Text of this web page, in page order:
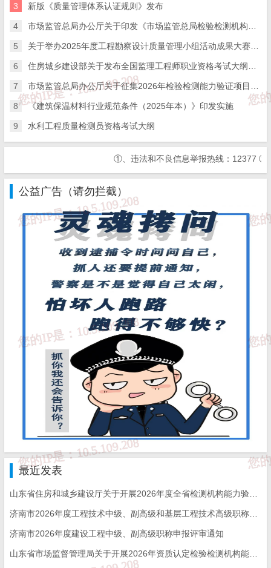
机构坚持开门服务、有求必应，主动公开咨询渠道，及时解答建设
单位和勘察设计单位遇到的技术问题，帮助规范编制施工图设计文
件。除重大项目外，也应向一般项目畅通咨询渠道，提供技术支
持。
三、服务内容
（一）政策性指导。主要涉及绿建、节能、装配式、消防、
人防、无障碍、工程勘察信息化、隔震减震技术和BIM技术应用等
相关政策要求、行业规范及审查标准。提前向项目有关单位解读相
关政策要求，研判可能存在的政策合规风险，提供针对性建议，避
免因政策理解偏差导致出现系统性、原则性问题，避免后期重大设
计变更和返工。
（二）技术性把关。主要涉及设计文件深度要求、工程建设
强制性条文执行、各专业专项设计衔接、多专业间协同等重大技术
问题。提前会商研究勘察设计中的关键技术难点、标准规范理解分
歧和专业冲突问题，科学提出优化建议。协助指导建设单位和勘察
设计单位进行项目信息注册、报审资料整理及数字化联审系统上传
具体内容见《山东省建筑设计相关政策指引（2025年）》（htt
3 新版《质量管理体系认证规则》发布
4 市场监管总局办公厅关于印发《市场监管总局检验检测机构资质认定评审人员管理办法实施细则》的通知
5 关于举办2025年度工程勘察设计质量管理小组活动成果大赛的通知
6 住房城乡建设部关于发布全国监理工程师职业资格考试大纲（2026年版）的公告
7 市场监管总局办公厅关于征集2026年检验检测能力验证项目的函
8 《建筑保温材料行业规范条件（2025年本）》印发实施
9 水利工程质量检测员资格考试大纲
①、违法和不良信息举报热线：12377 ②、国
公益广告（请勿拦截）
最近发表
济南市2026年度建设工程中级、副高级职称申报评审通知